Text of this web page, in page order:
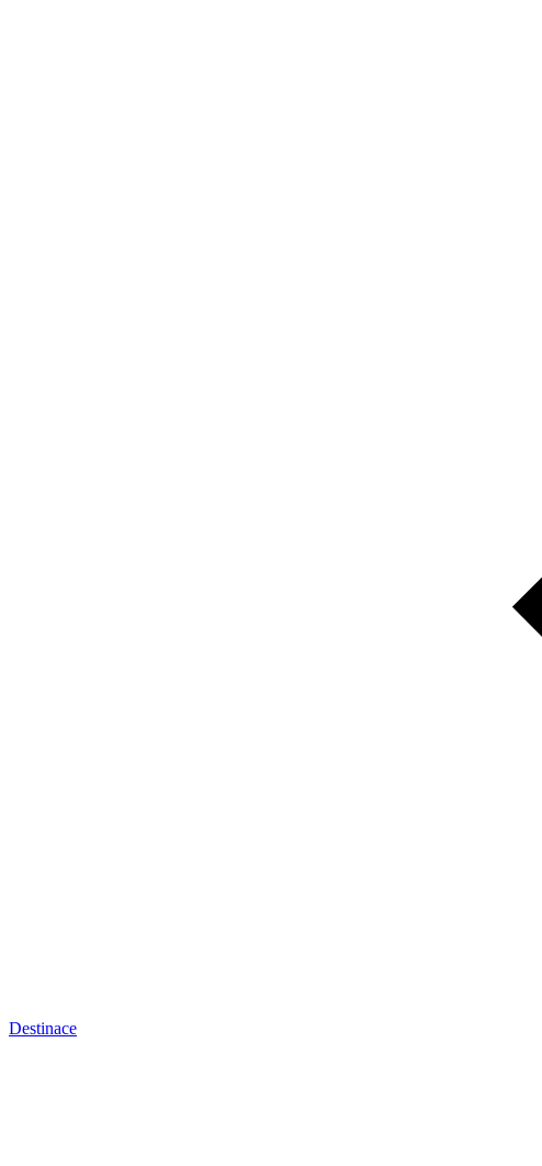
Destinace